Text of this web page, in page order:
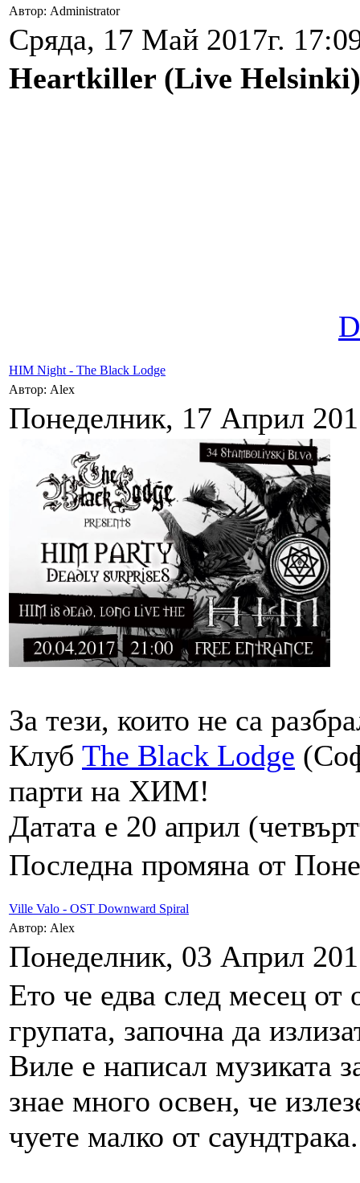
Автор: Administrator
Сряда, 17 Май 2017г.
Heartkiller (Live Helsinki)
HIM Night - The Black Lodge
Автор: Alex
Понеделник, 17 Април
За тези, които не са
Клуб The Black Lodge
парти на ХИМ!
Датата е 20 април
Последна промяна от
Ville Valo - OST Downward Spiral
Автор: Alex
Понеделник, 03 Април
Ето че едва след месец от
групата, започна да
Виле е написал музиката
знае много освен, че
чуете малко от саундтрака.